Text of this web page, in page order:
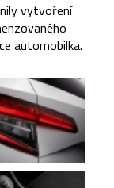
vytvoření
automobilka.